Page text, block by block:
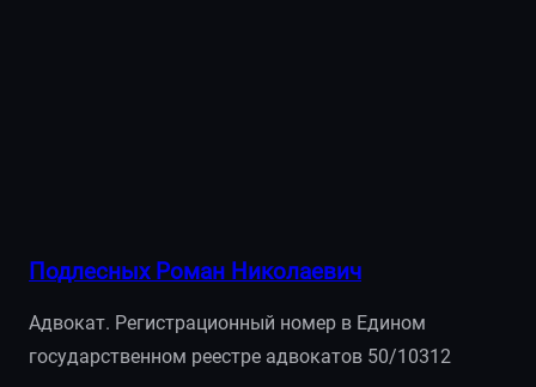
Подлесных Роман Николаевич
Адвокат. Регистрационный номер в Едином
государственном реестре адвокатов 50/10312